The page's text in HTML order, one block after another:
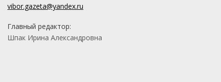
vibor.gazeta@yandex.ru
Главный редактор:
Шпак Ирина Александровна